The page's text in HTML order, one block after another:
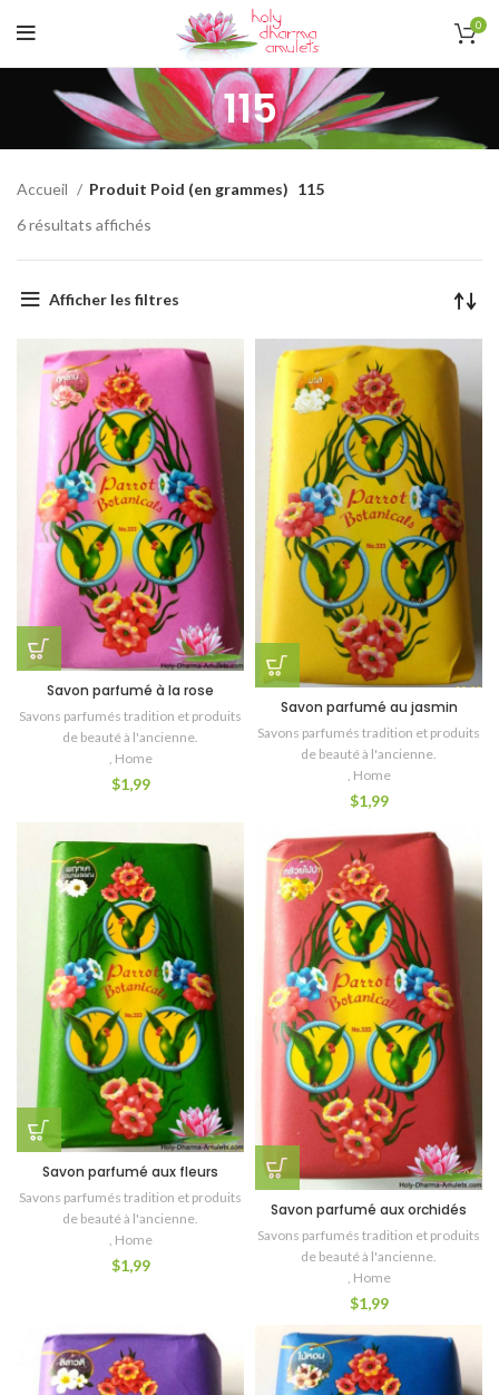
0
115
Accueil Produit Poid (en grammes) 115
6 résultats affichés
Afficher les filtres
Savon parfumé à la rose
Savons parfumés tradition et produits
de beauté à l'ancienne.
Home
$1,99
Savon parfumé au jasmin
Savons parfumés tradition et produits
de beauté à l'ancienne.
Home
$1,99
Savon parfumé aux fleurs
Savons parfumés tradition et produits
de beauté à l'ancienne.
, Home
$1,99
Savon parfumé aux orchidés
Savons parfumés tradition et produits
de beauté à l'ancienne.
Home
$1,99